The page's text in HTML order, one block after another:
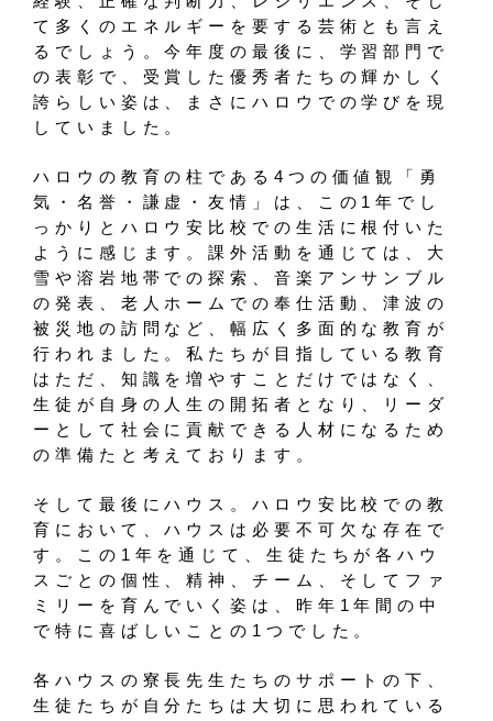
て多くのエネルギーを要する芸術とも言え
るでしょう。今年度の最後に、学習部門で
の表彰で、受賞した優秀者たちの輝かしく
誇らしい姿は、まさにハロウでの学びを現
していました。
ハロウの教育の柱である4つの価値観「勇
気・名誉・謙虚・友情」は、この1年でし
っかりとハロウ安比校での生活に根付いた
ように感じます。課外活動を通じては、大
雪や溶岩地帯での探索、音楽アンサンブル
の発表、老人ホームでの奉仕活動、津波の
被災地の訪問など、幅広く多面的な教育が
行われました。私たちが目指している教育
はただ、知識を増やすことだけではなく、
生徒が自身の人生の開拓者となり、リーダ
ーとして社会に貢献できる人材になるため
の準備たと考えております。
そして最後にハウス。ハロウ安比校での教
育において、ハウスは必要不可欠な存在で
す。この1年を通じて、生徒たちが各ハウ
スごとの個性、精神、チーム、そしてファ
ミリーを育んでいく姿は、昨年1年間の中
で特に喜ばしいことの1つでした。
各ハウスの寮長先生たちのサポートの下、
生徒たちが自分たちは大切に思われている